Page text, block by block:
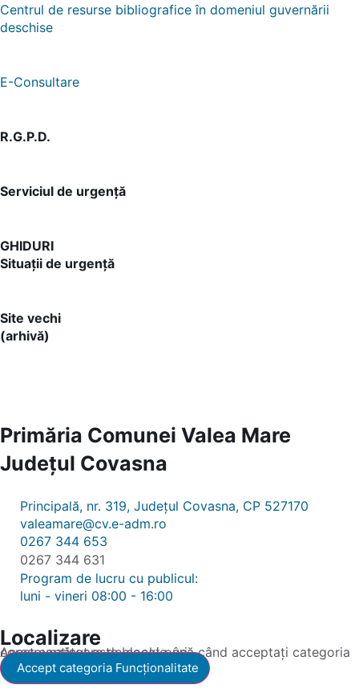
Centrul de resurse bibliografice în domeniul guvernării
deschise
E-Consultare
R.G.P.D.
Serviciul de urgență
GHIDURI
Situații de urgență
Site vechi
(arhivă)
Primăria Comunei Valea Mare
Județul Covasna
Principală, nr. 319, Județul Covasna, CP 527170
valeamare@cv.e-adm.ro
0267 344 653
0267 344 631
Program de lucru cu publicul:
luni - vineri 08:00 - 16:00
Localizare
Acest conținut este blocat până când acceptați categoria corespunzătoare de cookie-uri.
Accept categoria Funcționalitate